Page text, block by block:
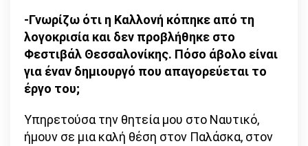
-Γνωρίζω ότι η Καλλονή κόπηκε από τη
λογοκρισία και δεν προβλήθηκε στο
Φεστιβάλ Θεσσαλονίκης. Πόσο άβολο είναι
για έναν δημιουργό που απαγορεύεται το
έργο του;
Υπηρετούσα την θητεία μου στο Ναυτικό,
ήμουν σε μια καλή θέση στον Παλάσκα, στον